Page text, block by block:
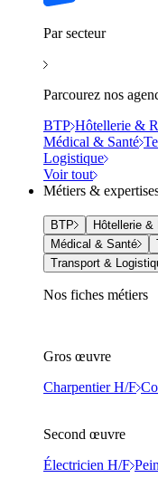
Par secteur
Parcourez nos
BTP Hôtellerie &
Médical & Santé
Logistique
Voir tout
Métiers &
BTP Hôtellerie &
Médical & Santé
Transport &
Nos fiches métiers
Gros œuvre
Charpentier H/F
Second œuvre
Électricien H/F